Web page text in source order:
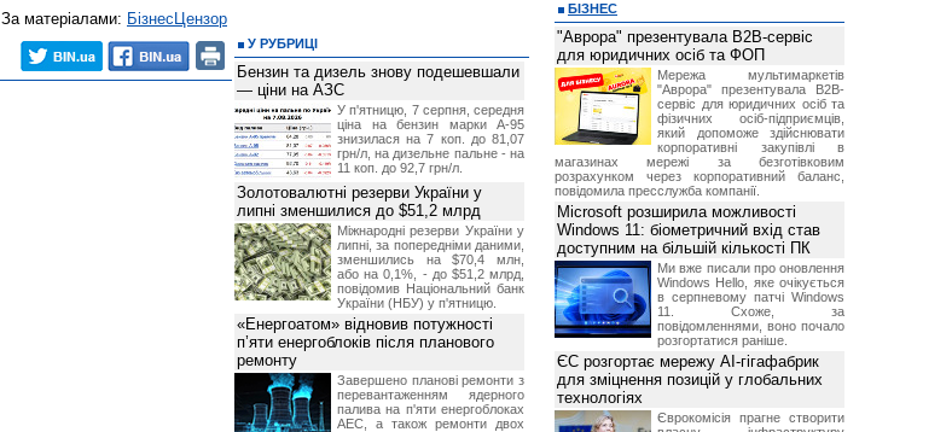
За матеріалами: БізнесЦензор
У РУБРИЦІ
Бензин та дизель знову подешевшали
— ціни на АЗС
У п'ятницю, 7 серпня, середня
ціна на бензин марки А-95
знизилася на 7 коп. до 81,07
грн/л, на дизельне пальне - на
11 коп. до 92,7 грн/л.
Золотовалютні резерви України у
липні зменшилися до $51,2 млрд
Міжнародні резерви України у
липні, за попередніми даними,
зменшились на $70,4 млн,
або на 0,1%, - до $51,2 млрд,
повідомив Національний банк
України (НБУ) у п'ятницю.
«Енергоатом» відновив потужності
п’яти енергоблоків після планового
ремонту
Завершено планові ремонти з
перевантаженням ядерного
палива на п'яти енергоблоках
АЕС, а також ремонти двох
БІЗНЕС
"Аврора" презентувала B2B-сервіс
для юридичних осіб та ФОП
Мережа мультимаркетів
"Аврора" презентувала B2B-
сервіс для юридичних осіб та
фізичних осіб-підприємців,
який допоможе здійснювати
корпоративні закупівлі в
магазинах мережі за безготівковим
розрахунком через корпоративний баланс,
повідомила пресслужба компанії.
Microsoft розширила можливості
Windows 11: біометричний вхід став
доступним на більшій кількості ПК
Ми вже писали про оновлення
Windows Hello, яке очікується
в серпневому патчі Windows
11. Схоже, за
повідомленнями, воно почало
розгортатися раніше.
ЄС розгортає мережу AI-гігафабрик
для зміцнення позицій у глобальних
технологіях
Єврокомісія прагне створити